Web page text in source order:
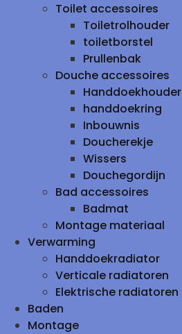
Toilet accessoires
Toiletrolhouder
toiletborstel
Prullenbak
Douche accessoires
Handdoekhouder
handdoekring
Inbouwnis
Doucherekje
Wissers
Douchegordijn
Bad accessoires
Badmat
Montage materiaal
Verwarming
Handdoekradiator
Verticale radiatoren
Elektrische radiatoren
Baden
Montage